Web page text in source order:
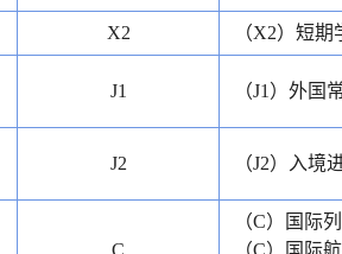
X2 （X2）短期
J1 （J1）外国
J2 （J2）入境
C
（C）国际
（C）国际